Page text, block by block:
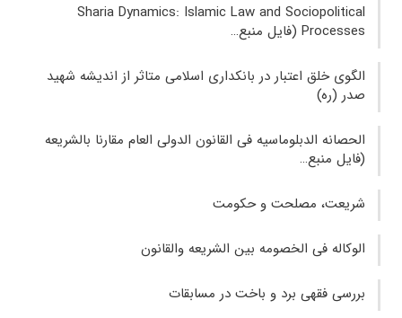
Sharia Dynamics: Islamic Law and Sociopolitical
Processes (فایل منبع…
الگوی خلق اعتبار در بانکداری اسلامی متاثر از اندیشه شهید
صدر (ره)
الحصانه الدبلوماسیه فی القانون الدولی العام مقارنا بالشریعه
(فایل منبع…
شریعت، مصلحت و حکومت
الوکاله فی الخصومه بین الشریعه والقانون
بررسى فقهى برد و باخت در مسابقات